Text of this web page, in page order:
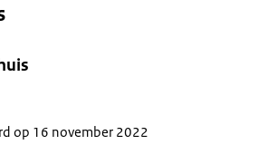
op 16 november 2022